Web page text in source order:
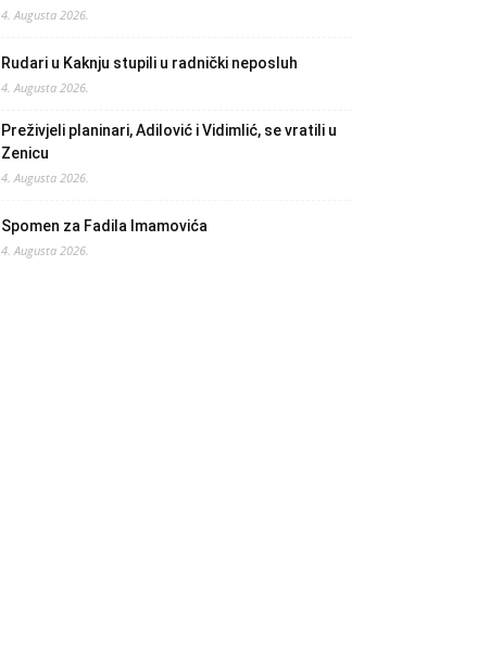
4. Augusta 2026.
Rudari u Kaknju stupili u radnički neposluh
4. Augusta 2026.
Preživjeli planinari, Adilović i Vidimlić, se vratili u
Zenicu
4. Augusta 2026.
Spomen za Fadila Imamovića
4. Augusta 2026.